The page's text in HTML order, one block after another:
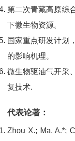
第二次青藏高原综
下微生物资源。
国家重点研发计划
的影响机理。
微生物驱油气开采
复技术.
代表论著：
Zhou X.; Ma, A.*;